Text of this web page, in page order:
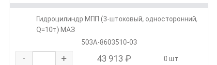
Гидроцилиндр МПП (3-штоковый, односторонний,
Q=10т) МАЗ
503А-8603510-03
- + 43 913 ₽ 0 шт.